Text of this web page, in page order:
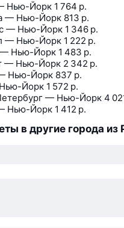
Нью-Йорк 1 764 р.
— Нью-Йорк 813 р.
— Нью-Йорк 1 346 р.
— Нью-Йорк 1 222 р.
— Нью-Йорк 1 483 р.
— Нью-Йорк 2 342 р.
Нью-Йорк 837 р.
Йорк 1 572 р.
— Нью-Йорк 4
Нью-Йорк 1 412 р.
в другие города из